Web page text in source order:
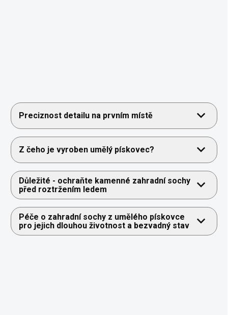
Preciznost detailu na prvním místě
Z čeho je vyroben umělý pískovec?
Důležité - ochraňte kamenné zahradní sochy
před roztržením ledem
Péče o zahradní sochy z umělého pískovce
pro jejich dlouhou životnost a bezvadný stav